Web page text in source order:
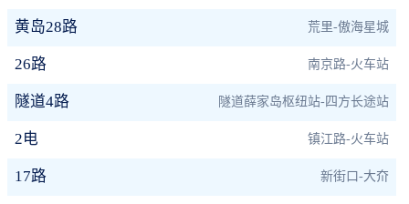
黄岛28路 荒里-傲海星城
26路 南京路-火车站
隧道4路 隧道薛家岛枢纽站-四方长途站
2电 镇江路-火车站
17路 新街口-大夼